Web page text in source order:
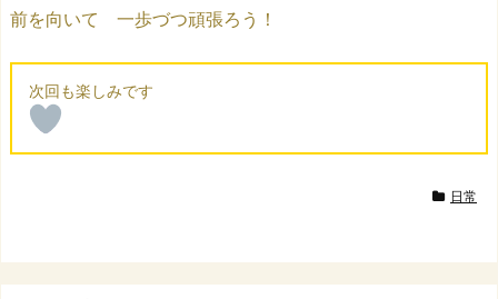
前を向いて 一歩づつ頑張ろう！
日常